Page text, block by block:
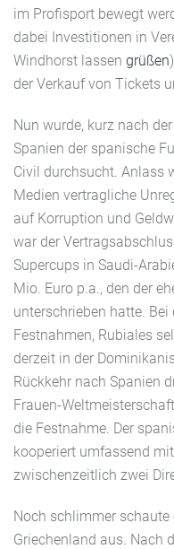
im Profisport bewegt
dabei Investitionen in
Windhorst lassen grüßen
der Verkauf von Tickets
Nun wurde, kurz nach
Spanien der spanische
Civil durchsucht. Anlass
Medien vertragliche
auf Korruption und
war der
Supercups in Saudi-
Mio. Euro p.a., den der
unterschrieben hatte.
Festnahmen, Rubiales
derzeit in der
Rückkehr nach Spanien
Frauen-
die Festnahme. Der
kooperiert umfassend
zwischenzeitlich zwei
Noch schlimmer schaute
Griechenland aus. Nach